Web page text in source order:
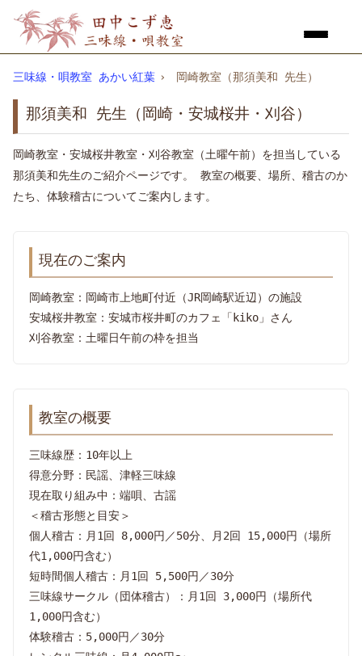
三味線・唄教室 あかい紅葉 › 岡崎教室（那須美和 先生）
那須美和 先生（岡崎・安城桜井・刈谷）
岡崎教室・安城桜井教室・刈谷教室（土曜午前）を担当している
那須美和先生のご紹介ページです。 教室の概要、場所、稽古のか
たち、体験稽古についてご案内します。
現在のご案内
岡崎教室：岡崎市上地町付近（JR岡崎駅近辺）の施設
安城桜井教室：安城市桜井町のカフェ「kiko」さん
刈谷教室：土曜日午前の枠を担当
教室の概要
三味線歴：10年以上
得意分野：民謡、津軽三味線
現在取り組み中：端唄、古謡
＜稽古形態と目安＞
個人稽古：月1回 8,000円／50分、月2回 15,000円（場所
代1,000円含む）
短時間個人稽古：月1回 5,500円／30分
三味線サークル（団体稽古）：月1回 3,000円（場所代
1,000円含む）
体験稽古：5,000円／30分